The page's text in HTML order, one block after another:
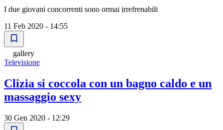
I due giovani concorrenti sono ormai irrefrenabili
11 Feb 2020 - 14:55
gallery
Televisione
Clizia si coccola con un bagno caldo e un
massaggio sexy
30 Gen 2020 - 12:29